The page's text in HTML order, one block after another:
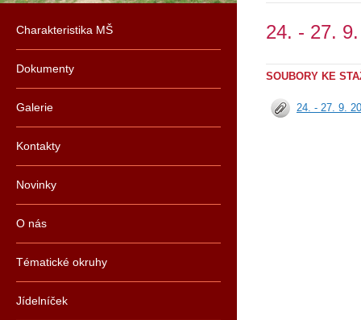
Charakteristika MŠ
Dokumenty
Galerie
Kontakty
Novinky
O nás
Tématické okruhy
Jídelníček
24. - 27.
SOUBORY KE
24. - 27. 9.